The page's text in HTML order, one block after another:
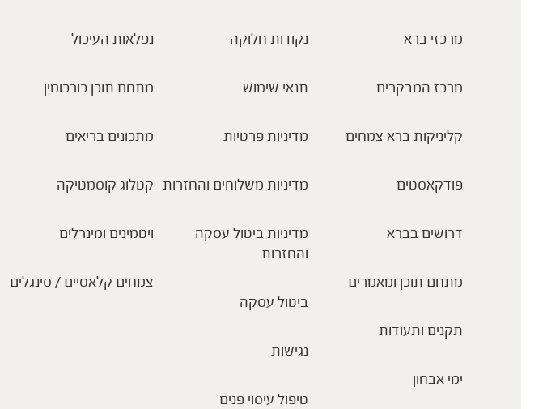
מרכזי ברא
מרכז המבקרים
קליניקות ברא צמחים
פודקאסטים
דרושים בברא
מתחם תוכן ומאמרים
תקנים ותעודות
ימי אבחון
נקודות חלוקה
תנאי שימוש
מדיניות פרטיות
מדיניות משלוחים והחזרות
מדיניות ביטול עסקה
והחזרות
ביטול עסקה
נגישות
טיפול עיסוי פנים
נפלאות העיכול
מתחם תוכן כורכומין
מתכונים בריאים
קטלוג קוסמטיקה
ויטמינים ומינרלים
צמחים קלאסיים / סינגלים